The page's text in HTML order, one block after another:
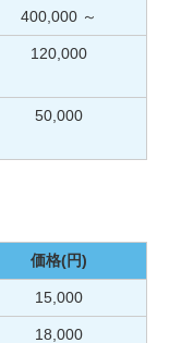
400,000 ～
120,000
50,000
価格(円)
15,000
18,000